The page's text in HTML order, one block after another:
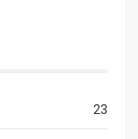
23